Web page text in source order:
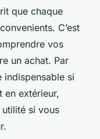
que chaque
C’est
vos
un achat. Par
indispensable si
en extérieur,
utilité si vous